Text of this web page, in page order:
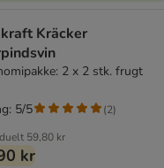
Kräcker
2 x 2 stk. frugt
59,80 kr
kr
5/5 (2)